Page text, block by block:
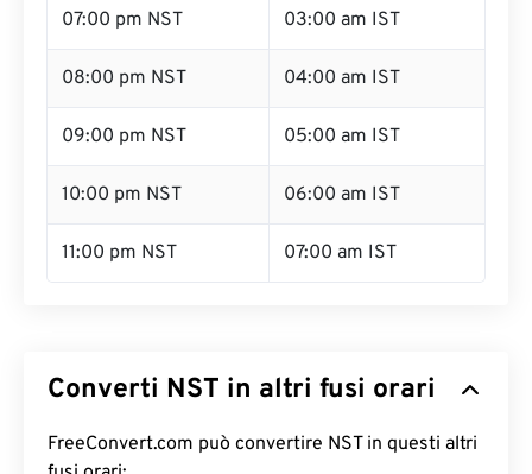
07:00 pm NST 03:00 am IST
08:00 pm NST 04:00 am IST
09:00 pm NST 05:00 am IST
10:00 pm NST 06:00 am IST
11:00 pm NST 07:00 am IST
Converti NST in altri fusi orari
FreeConvert.com può convertire NST in questi altri